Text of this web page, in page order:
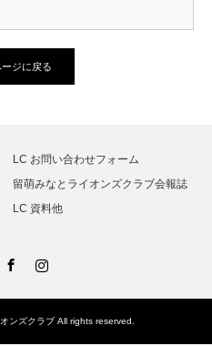
ージに戻る
LC お問い合わせフォーム
留萌みなとライオンズクラブ会報誌
LC 資料他
ンズクラブ All rights reserved.